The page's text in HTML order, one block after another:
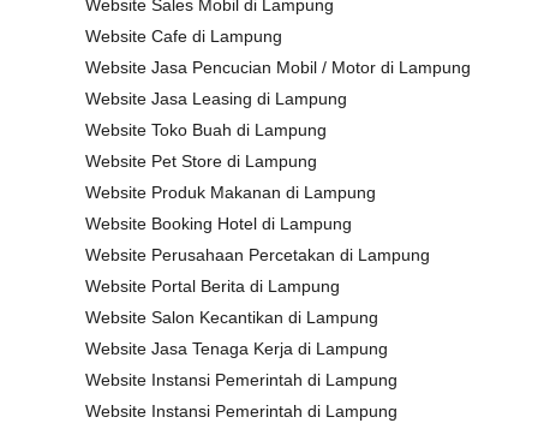
Website Sales Mobil di Lampung
Website Cafe di Lampung
Website Jasa Pencucian Mobil / Motor di Lampung
Website Jasa Leasing di Lampung
Website Toko Buah di Lampung
Website Pet Store di Lampung
Website Produk Makanan di Lampung
Website Booking Hotel di Lampung
Website Perusahaan Percetakan di Lampung
Website Portal Berita di Lampung
Website Salon Kecantikan di Lampung
Website Jasa Tenaga Kerja di Lampung
Website Instansi Pemerintah di Lampung
Website Instansi Pemerintah di Lampung